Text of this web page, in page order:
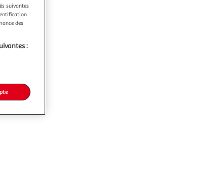
suivantes
des
: